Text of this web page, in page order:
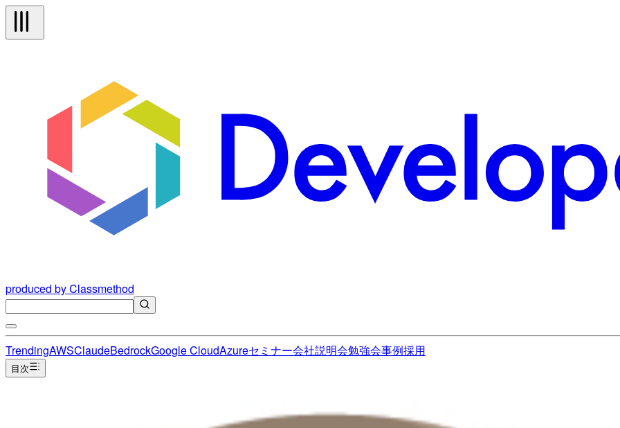
produced by Classmethod
TrendingAWSClaudeBedrockGoogle CloudAzureセミナー会社説明会勉強会事例採用
目次